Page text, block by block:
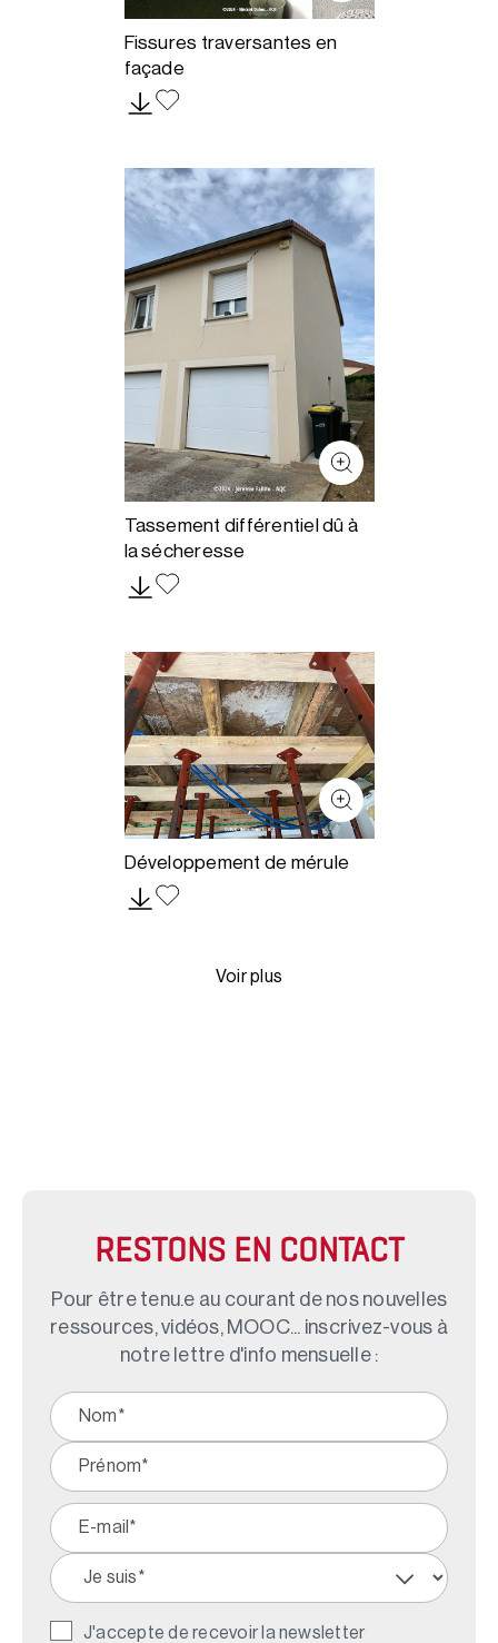
Fissures traversantes en
façade
Tassement différentiel dû à
la sécheresse
Développement de mérule
Voir plus
RESTONS EN CONTACT
Pour être tenu.e au courant de nos nouvelles
ressources, vidéos, MOOC... inscrivez-vous à
notre lettre d'info mensuelle :
J'accepte de recevoir la newsletter